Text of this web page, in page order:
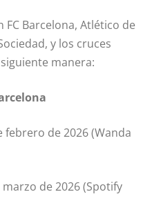
Barcelona, Atlético de
y los cruces
manera:
febrero de 2026 (Wanda
de 2026 (Spotify